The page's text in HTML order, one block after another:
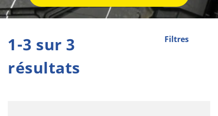
Filtres
1-3 sur 3
résultats